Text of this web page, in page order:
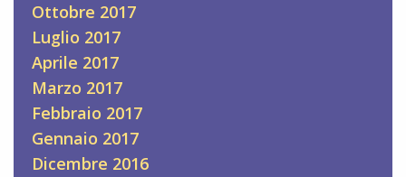
Ottobre 2017
Luglio 2017
Aprile 2017
Marzo 2017
Febbraio 2017
Gennaio 2017
Dicembre 2016